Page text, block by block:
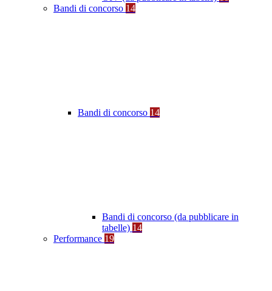
Bandi di concorso 14
Bandi di concorso 14
Bandi di concorso (da pubblicare in
tabelle) 14
Performance 19